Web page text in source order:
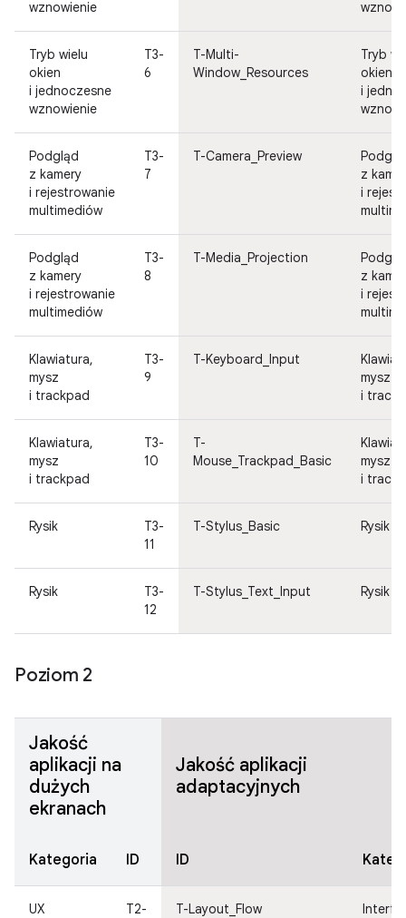
wznowienie
Tryb wielu
okien
i jednoczesne
wznowienie
T3-
6
T-Multi-
Window_Resources
Tryb
okien
i
Podgląd
z kamery
i rejestrowanie
multimediów
T3-
7
T-Camera_Preview
z
i
Podgląd
z kamery
i rejestrowanie
multimediów
T3-
8
T-Media_Projection
z
i
Klawiatura,
mysz
i trackpad
T3-
9
T-Keyboard_Input
mysz
i
Klawiatura,
mysz
i trackpad
T3-
10
T-
Mouse_Trackpad_Basic
mysz
i
Rysik
T3-
11
T-Stylus_Basic Rysik
Rysik
T3-
12
T-Stylus_Text_Input Rysik
Poziom 2
Jakość
aplikacji na
dużych
ekranach
Jakość aplikacji
adaptacyjnych
Kategoria ID ID
UX
T2-
T-Layout_Flow